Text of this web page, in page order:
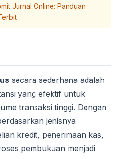
Jurnal Online: Panduan
secara sederhana adalah
yang efektif untuk
transaksi tinggi. Dengan
jenisnya
kredit, penerimaan kas,
pembukuan menjadi